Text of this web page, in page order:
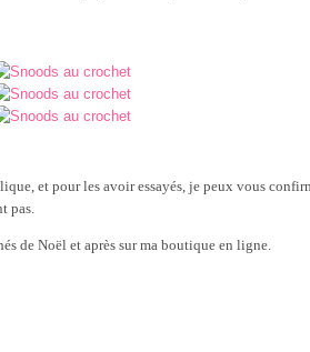
et pour les avoir essayés, je peux vous
pas.
de Noël et après sur ma boutique en ligne.